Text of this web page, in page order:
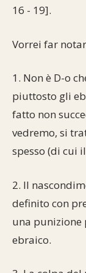
16 - 19].
Vorrei far
1. Non è D-o
piuttosto gli
fatto non
vedremo, si
spesso (di cui
2. Il
definito con
una punizione
ebraico.